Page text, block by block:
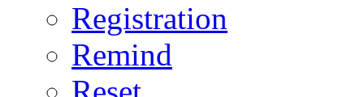
Registration
Remind